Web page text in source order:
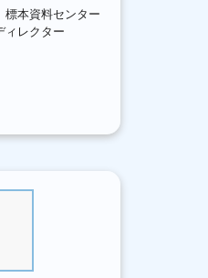
本資料センター
ィレクター